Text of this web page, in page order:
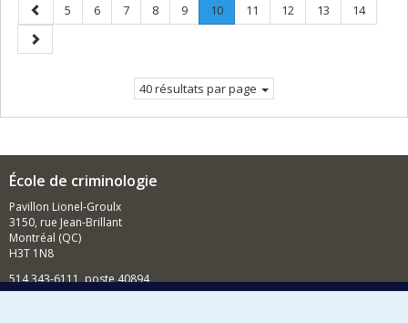
Page
précédente
Page
5 Page
6 Page
7 Page
8 Page
9 Page
10.
Page
Page
11 Page
12 Page
13 Page
14
Page
suivante
40 résultats par page
École de criminologie
Pavillon Lionel-Groulx
3150, rue Jean-Brillant
Montréal (QC)
H3T 1N8
514 343-6111, poste 40894